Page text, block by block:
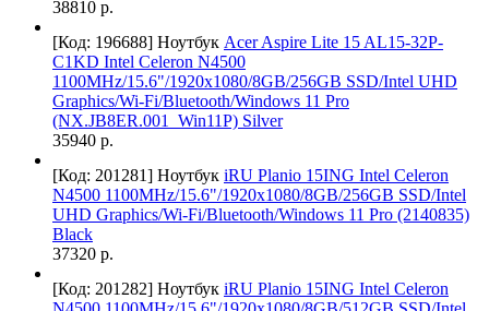
38810 р.
[Код: 196688] Ноутбук Acer Aspire Lite 15 AL15-32P-
C1KD Intel Celeron N4500
1100MHz/15.6"/1920x1080/8GB/256GB SSD/Intel UHD
Graphics/Wi-Fi/Bluetooth/Windows 11 Pro
(NX.JB8ER.001_Win11P) Silver
35940 р.
[Код: 201281] Ноутбук iRU Planio 15ING Intel Celeron
N4500 1100MHz/15.6"/1920x1080/8GB/256GB SSD/Intel
UHD Graphics/Wi-Fi/Bluetooth/Windows 11 Pro (2140835)
Black
37320 р.
[Код: 201282] Ноутбук iRU Planio 15ING Intel Celeron